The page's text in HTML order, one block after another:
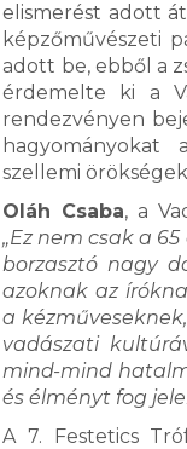
elismerést adott
képzőművészeti
adott be, ebből a
érdemelte ki a
rendezvényen
szellemi
Oláh Csaba, a
„Ez nem csak a
borzasztó nagy
azoknak az
a
vadászati
mind-mind
és élményt fog
A 7. Festetics